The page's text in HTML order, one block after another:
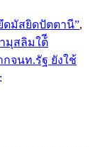
ดมัสยิดปัตตานี”,
มุสลิมใต้ี
จนท.รัฐ ยังใช้
: